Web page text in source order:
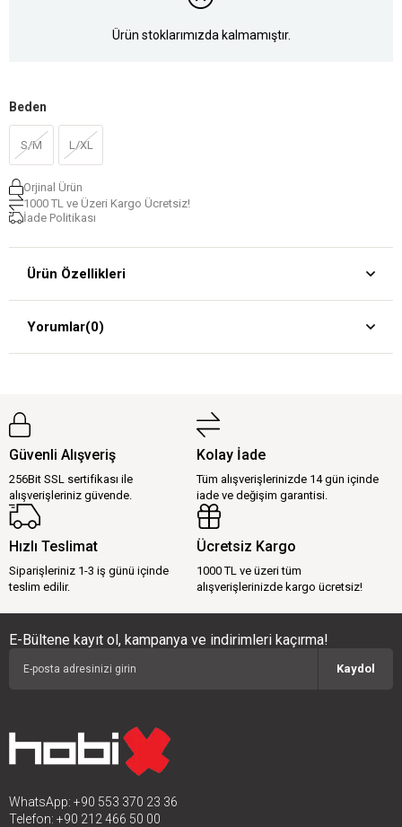
Ürün stoklarımızda kalmamıştır.
Beden
S/M L/XL
Orjinal Ürün
1000 TL ve Üzeri Kargo Ücretsiz!
İade Politikası
Ürün Özellikleri
Yorumlar(0)
Güvenli Alışveriş
256Bit SSL sertifikası ile
alışverişleriniz güvende.
Kolay İade
Tüm alışverişlerinizde 14 gün içinde
iade ve değişim garantisi.
Hızlı Teslimat
Siparişleriniz 1-3 iş günü içinde
teslim edilir.
Ücretsiz Kargo
1000 TL ve üzeri tüm
alışverişlerinizde kargo ücretsiz!
E-Bültene kayıt ol, kampanya ve indirimleri kaçırma!
Kaydol
WhatsApp: +90 553 370 23 36
Telefon: +90 212 466 50 00